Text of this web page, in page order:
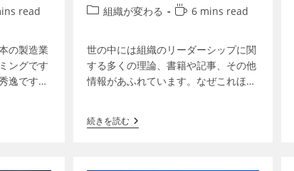
read
の製造業
ングです
逸です。
理論…
組織が変わる
6 mins read
世の中には組織のリーダーシップに関
する多くの理論、書籍や記事、その他
情報があふれています。なぜこれほど
ーダーが機能していないからです…
続きを読む